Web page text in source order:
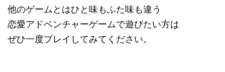
他のゲームとはひと味もふた味も違う
恋愛アドベンチャーゲームで遊びたい方は
ぜひ一度プレイしてみてください。